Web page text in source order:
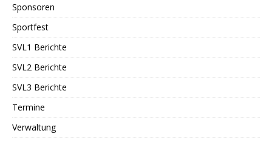
Sponsoren
Sportfest
SVL1 Berichte
SVL2 Berichte
SVL3 Berichte
Termine
Verwaltung